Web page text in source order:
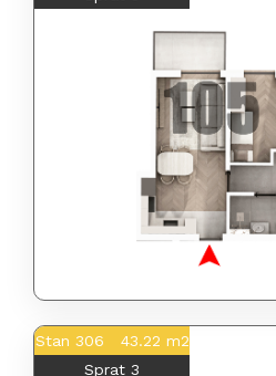
Stan 306 43.22 m2
Sprat 3